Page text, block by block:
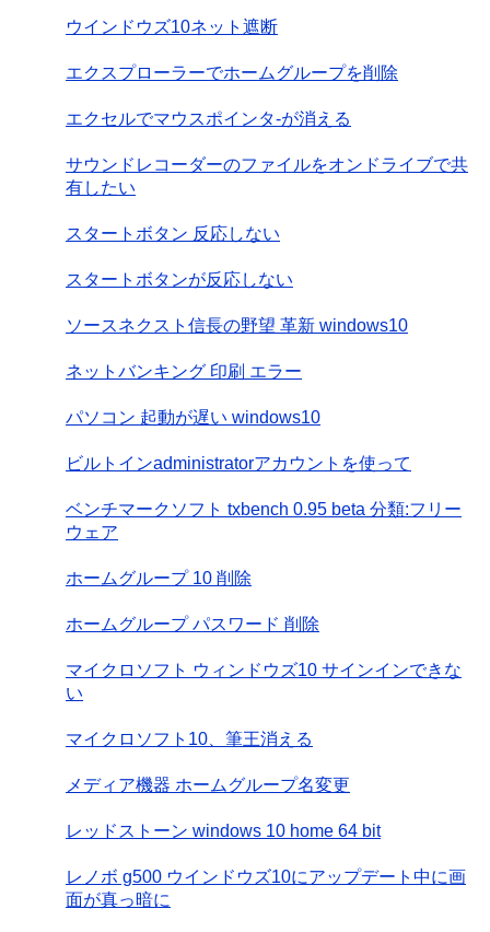
ウインドウズ10ネット遮断
エクスプローラーでホームグループを削除
エクセルでマウスポインタ-が消える
サウンドレコーダーのファイルをオンドライブで共
有したい
スタートボタン 反応しない
スタートボタンが反応しない
ソースネクスト信長の野望 革新 windows10
ネットバンキング 印刷 エラー
パソコン 起動が遅い windows10
ビルトインadministratorアカウントを使って
ベンチマークソフト txbench 0.95 beta 分類:フリー
ウェア
ホームグループ 10 削除
ホームグループ パスワード 削除
マイクロソフト ウィンドウズ10 サインインできな
い
マイクロソフト10、筆王消える
メディア機器 ホームグループ名変更
レッドストーン windows 10 home 64 bit
レノボ g500 ウインドウズ10にアップデート中に画
面が真っ暗に